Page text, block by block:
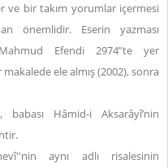
ve bir takım yorumlar içermesi
önemlidir. Eserin yazması
Efendi 2974”te yer
ele almış (2002), sonra
babası Hâmid-i Aksarâyî’nin
aynı adlı risalesinin